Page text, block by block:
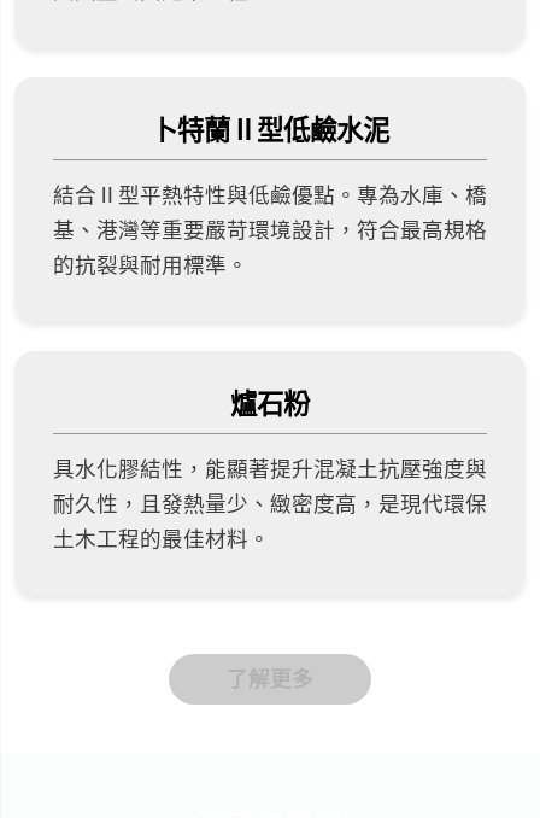
卜特蘭Ⅱ型低鹼水泥
結合Ⅱ型平熱特性與低鹼優點。專為水庫、橋
基、港灣等重要嚴苛環境設計，符合最高規格
的抗裂與耐用標準。
爐石粉
具水化膠結性，能顯著提升混凝土抗壓強度與
耐久性，且發熱量少、緻密度高，是現代環保
土木工程的最佳材料。
了解更多